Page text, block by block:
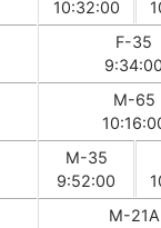
10:32:00
F-35
M-65
M-35
9:52:00
M-21A